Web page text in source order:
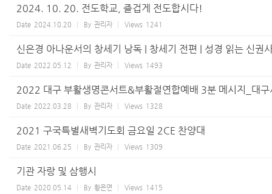
2024. 10. 20. 전도학교, 즐겁게 전도합시다!
Date 2024.10.20 By 관리자 Views 1241
신은경 아나운서의 창세기 낭독 | 창세기 전편 | 성경 읽는 신권
Date 2022.05.12 By 관리자 Views 1493
2022 대구 부활생명콘서트&부활절연합예배 3분 메시지_대구
Date 2022.03.28 By 관리자 Views 1328
2021 구국특별새벽기도회 금요일 2CE 찬양대
Date 2021.06.25 By 관리자 Views 1309
기관 자랑 및 삼행시
Date 2020.05.14 By 황은연 Views 1415